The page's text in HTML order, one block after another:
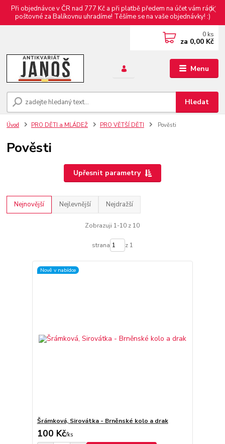
Při objednávce v ČR nad 777 Kč a při platbě předem na účet vám rádi
poštovné za Balíkovnu uhradíme! Těšíme se na vaše objednávky! :)
Menu
Hledat
0 ks
za 0,00 Kč
Úvod PRO DĚTI a MLÁDEŽ PRO VĚTŠÍ DĚTI Pověsti
Pověsti
Upřesnit parametry
Nejnovější Nejlevnější Nejdražší
Zobrazuji 1-10 z 10
strana z 1
Nově v nabídce
Šrámková, Sirovátka - Brněnské kolo a drak
100 Kč/ks